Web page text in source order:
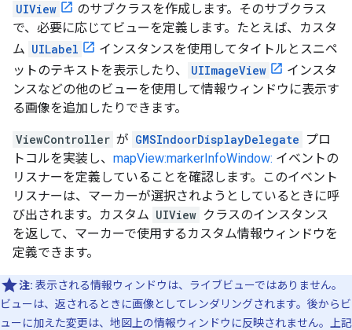
UIView
のサブクラスを作成します。そのサブクラス
で、必要に応じてビューを定義します。たとえば、カスタ
ム UILabel
インスタンスを使用してタイトルとスニペ
ットのテキストを表示したり、
UIImageView
インスタ
ンスなどの他のビューを使用して情報ウィンドウに表示す
る画像を追加したりできます。
ViewController が GMSIndoorDisplayDelegate プロ
トコルを実装し、 mapView:markerInfoWindow: イベントの
リスナーを定義していることを確認します。このイベント
リスナーは、マーカーが選択されようとしているときに呼
び出されます。カスタム UIView クラスのインスタンス
を返して、マーカーで使用するカスタム情報ウィンドウを
定義できます。
注: 表示される情報ウィンドウは、ライブビューではありません。
ビューは、返されるときに画像としてレンダリングされます。後からビ
ューに加えた変更は、地図上の情報ウィンドウに反映されません。上記